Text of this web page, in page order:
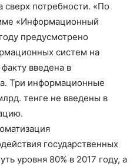
сверх потребности. «По
«Информационный
предусмотрено
систем на
введена в
Три информационные
тенге не введены в
государственных
уровня 80% в 2017 году, а